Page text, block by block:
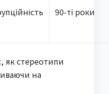
90-ті роки
як стереотипи
на